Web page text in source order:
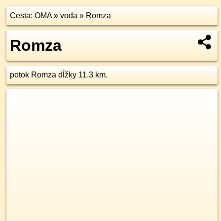
Cesta: OMA» voda » Romza
Romza
potok Romza dĺžky 11.3 km.